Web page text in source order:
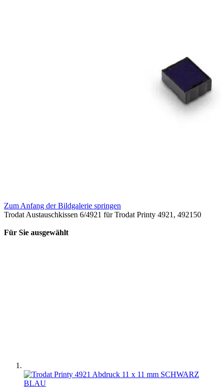
Zum Anfang der Bildgalerie springen
Trodat Austauschkissen 6/4921 für Trodat Printy 4921, 492150
Für Sie ausgewählt